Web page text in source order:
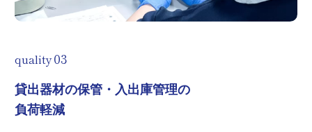
quality
貸出器材の保管・入出庫管理の
負荷軽減